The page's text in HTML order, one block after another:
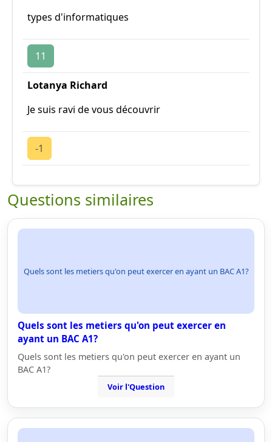
types d'informatiques
11
Lotanya Richard
Je suis ravi de vous découvrir
-1
Questions similaires
Quels sont les metiers qu'on peut exercer en ayant un BAC A1?
Quels sont les metiers qu'on peut exercer en
ayant un BAC A1?
Quels sont les metiers qu'on peut exercer en ayant un
BAC A1?
Voir l'Question